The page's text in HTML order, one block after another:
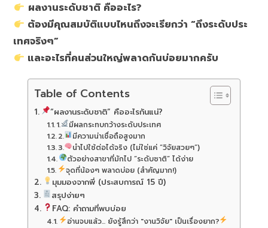
ผลงานระดับชาติ คืออะไร?
ต้องมีคุณสมบัติแบบไหนถึงจะเรียกว่า “ถึงระดับประ
เทศจริงๆ”
และอะไรที่คนส่วนใหญ่พลาดกันบ่อยมากครับ
Table of Contents
“ผลงานระดับชาติ” คืออะไรกันแน่?
1.
มีผลกระทบกว้างระดับประเทศ
2.
มีความน่าเชื่อถือสูงมาก
3.
นำไปใช้ต่อได้จริง (ไม่ใช่แค่ “วิจัยสวยๆ”)
ตัวอย่างสาขาที่มักไป “ระดับชาติ” ได้ง่าย
จุดที่น้องๆ พลาดบ่อย (สำคัญมาก!)
มุมมองจากพี่ (ประสบการณ์ 15 ปี)
สรุปง่ายๆ
FAQ: คำถามที่พบบ่อย
อ่านจบแล้ว... ยังรู้สึกว่า "งานวิจัย" เป็นเรื่องยาก?